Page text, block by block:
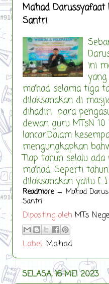
Ma’had
Santri
ini
ma'had selama tiga
dilaksanakan di
dihadiri para
dewan guru MTsN
lancar.Dalam
mengungkapkan
Tiap tahun selalu
ma'had. Seperti
dilaksanakan yaitu [...]
Readmore→ Ma’had
Santri
Diposting oleh MTs
Label: Ma'had
SELASA, 16 MEI 2023